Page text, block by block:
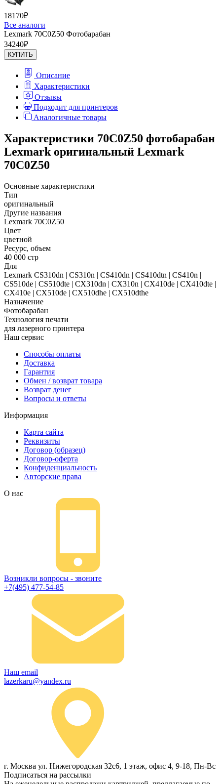
18170₽
Все аналоги
Lexmark 70C0Z50 Фотобарабан
34240₽
КУПИТЬ
Описание
Характеристики
Отзывы
Подходит для принтеров
Аналогичные товары
Характеристики 70C0Z50 фотобарабан
Lexmark оригинальный Lexmark
70C0Z50
Основные характеристики
Тип
оригинальный
Другие названия
Lexmark 70C0Z50
Цвет
цветной
Ресурс, объем
40 000 стр
Для
Lexmark CS310dn | CS310n | CS410dn | CS410dtn | CS410n |
CS510de | CS510dte | CX310dn | CX310n | CX410de | CX410dte |
CX410e | CX510de | CX510dhe | CX510dthe
Назначение
Фотобарабан
Технология печати
для лазерного принтера
Наш сервис
Способы оплаты
Доставка
Гарантия
Обмен / возврат товара
Возврат денег
Вопросы и ответы
Информация
Карта сайта
Реквизиты
Договор (образец)
Договор-оферта
Конфиденциальность
Авторские права
О нас
Возникли вопросы - звоните
+7(495) 477-54-85
Наш email
lazerkaru@yandex.ru
г. Москва ул. Нижегородская 32с6, 1 этаж, офис 4, 9-18, Пн-Вс
Подписаться на рассылки